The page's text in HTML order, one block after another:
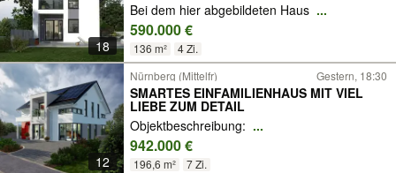
18
Bei dem hier abgebildeten Haus ...
590.000 €
136 m² 4 Zi.
12
Nürnberg (Mittelfr) Gestern, 18:30
SMARTES EINFAMILIENHAUS MIT VIEL
LIEBE ZUM DETAIL
Objektbeschreibung: ...
942.000 €
196,6 m² 7 Zi.